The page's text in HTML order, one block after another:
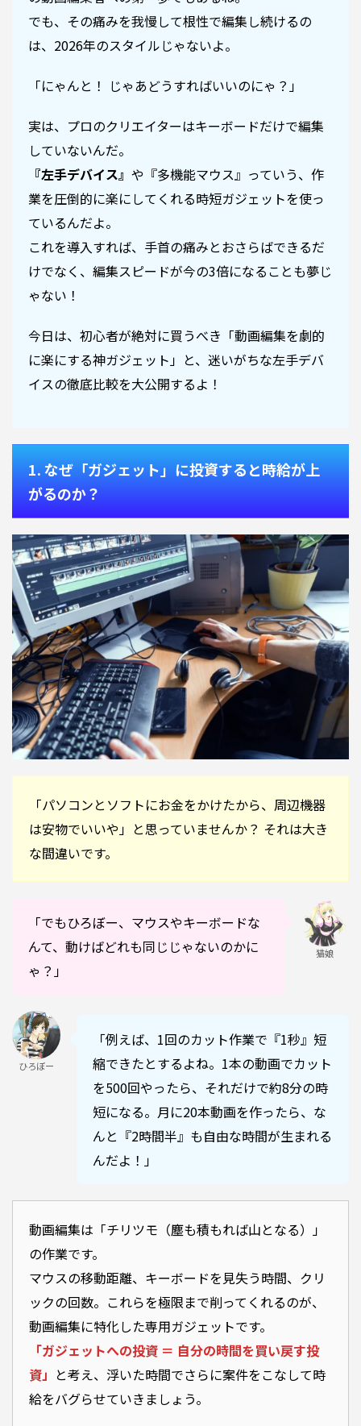
でも、その痛みを我慢して根性で編集し続けるの
は、2026年のスタイルじゃないよ。
「にゃんと！ じゃあどうすればいいのにゃ？」
実は、プロのクリエイターはキーボードだけで編集
していないんだ。
『左手デバイス』 や『多機能マウス』っていう、作
業を圧倒的に楽にしてくれる時短ガジェットを使っ
ているんだよ。
これを導入すれば、手首の痛みとおさらばできるだ
けでなく、編集スピードが今の3倍になることも夢じ
ゃない！
今日は、初心者が絶対に買うべき「動画編集を劇的
に楽にする神ガジェット」と、迷いがちな左手デバ
イスの徹底比較を大公開するよ！
1. なぜ「ガジェット」に投資すると時給が上
がるのか？
「パソコンとソフトにお金をかけたから、周辺機器
は安物でいいや」と思っていませんか？ それは大き
な間違いです。
「でもひろぼー、マウスやキーボードな
んて、動けばどれも同じじゃないのかに
ゃ？」
猫娘
ひろぼー
「例えば、1回のカット作業で『1秒』短
縮できたとするよね。1本の動画でカット
を500回やったら、それだけで約8分の時
短になる。月に20本動画を作ったら、な
んと『2時間半』も自由な時間が生まれる
んだよ！」
動画編集は「チリツモ（塵も積もれば山となる）」
の作業です。
マウスの移動距離、キーボードを見失う時間、クリ
ックの回数。これらを極限まで削ってくれるのが、
動画編集に特化した専用ガジェットです。
「ガジェットへの投資 ＝ 自分の時間を買い戻す投
資」 と考え、浮いた時間でさらに案件をこなして時
給をバグらせていきましょう。
ジェットの前に土台をチェック！動画編集用PCの失敗しない選び方